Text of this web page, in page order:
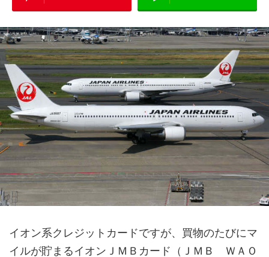
イオン系クレジットカードですが、買物のたびにマ
イルが貯まるイオンＪＭＢカード（ＪＭＢ ＷＡＯ